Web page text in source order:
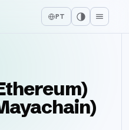
PT